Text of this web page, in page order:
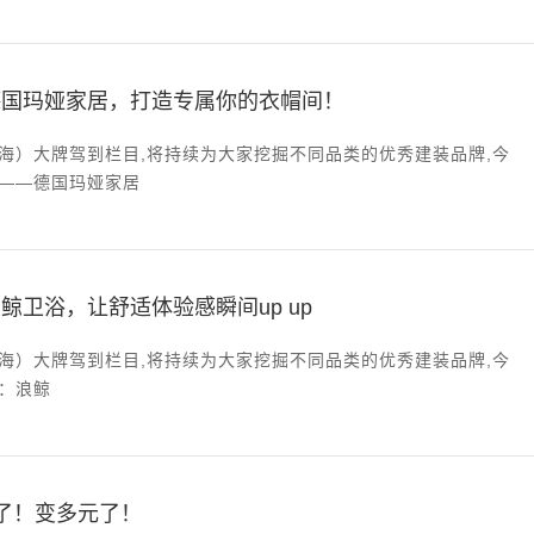
玛娅家居，打造专属你的衣帽间！
）大牌驾到栏目,将持续为大家挖掘不同品类的优秀建装品牌,今
德国玛娅家居
卫浴，让舒适体验感瞬间up up
）大牌驾到栏目,将持续为大家挖掘不同品类的优秀建装品牌,今
浪鲸
！变多元了！